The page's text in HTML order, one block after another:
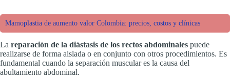
Mamoplastia de aumento valor Colombia: precios, costos y clínicas
La reparación de la diástasis de los rectos abdominales puede
realizarse de forma aislada o en conjunto con otros procedimientos. Es
fundamental cuando la separación muscular es la causa del
abultamiento abdominal.